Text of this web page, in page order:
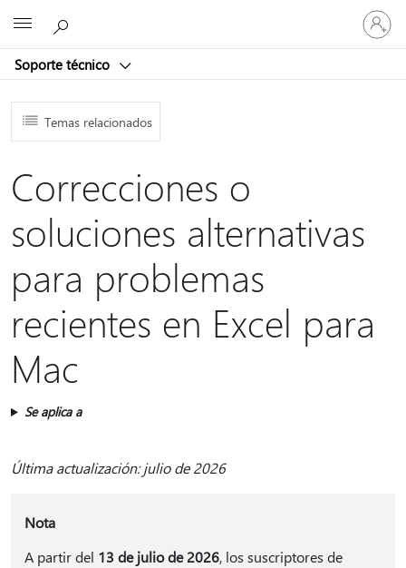
Soporte técnico
Iniciar
sesión
en
cuenta
Temas relacionados
Correcciones o
soluciones alternativas
para problemas
recientes en Excel para
Mac
Se aplica a
Última actualización: julio de 2026
Nota
A partir del 13 de julio de 2026, los suscriptores de